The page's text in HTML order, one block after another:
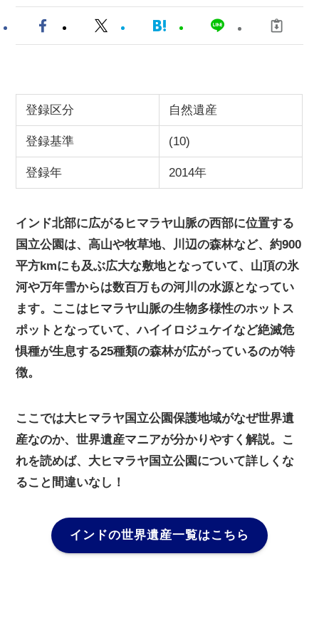
登録区分 自然遺産
登録基準 (10)
登録年 2014年
インド北部に広がるヒマラヤ山脈の西部に位置する
国立公園は、高山や牧草地、川辺の森林など、約900
平方kmにも及ぶ広大な敷地となっていて、山頂の氷
河や万年雪からは数百万もの河川の水源となってい
ます。ここはヒマラヤ山脈の生物多様性のホットス
ポットとなっていて、ハイイロジュケイなど絶滅危
惧種が生息する25種類の森林が広がっているのが特
徴。
ここでは大ヒマラヤ国立公園保護地域がなぜ世界遺
産なのか、世界遺産マニアが分かりやすく解説。こ
れを読めば、大ヒマラヤ国立公園について詳しくな
ること間違いなし！
インドの世界遺産一覧はこちら